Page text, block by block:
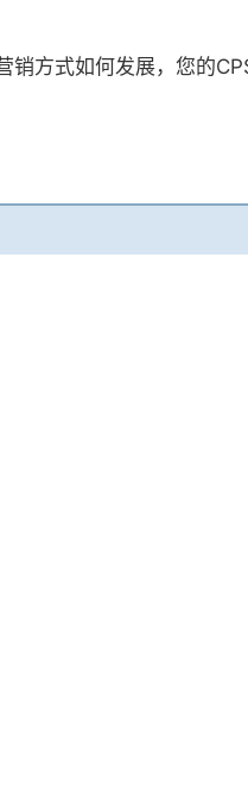
方式如何发展，您的